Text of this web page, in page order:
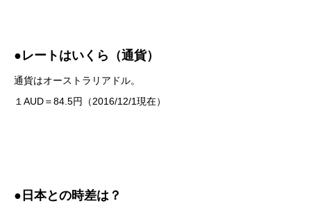
●レートはいくら（通貨）
通貨はオーストラリアドル。
１AUD＝84.5円（2016/12/1現在）
●日本との時差は？